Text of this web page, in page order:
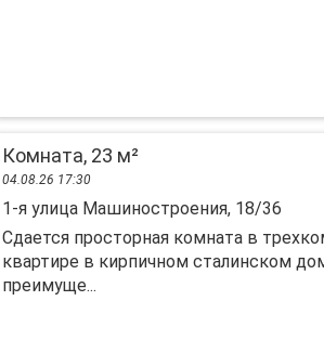
Комната, 23 м²
04.08.26 17:30
1-я улица Машиностроения, 18/36
Сдается просторная комната в
квартире в кирпичном сталинском
преимуще...